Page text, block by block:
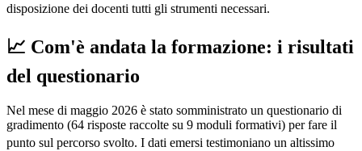
disposizione dei docenti tutti gli strumenti necessari.
📈 Com'è andata la formazione: i risultati
del questionario
Nel mese di maggio 2026 è stato somministrato un questionario di
gradimento (64 risposte raccolte su 9 moduli formativi) per fare il
punto sul percorso svolto. I dati emersi testimoniano un altissimo